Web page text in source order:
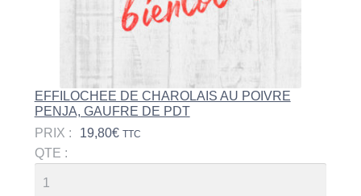
EFFILOCHEE DE CHAROLAIS AU POIVRE
PENJA, GAUFRE DE PDT
PRIX :
19,80€ TTC
QTE :